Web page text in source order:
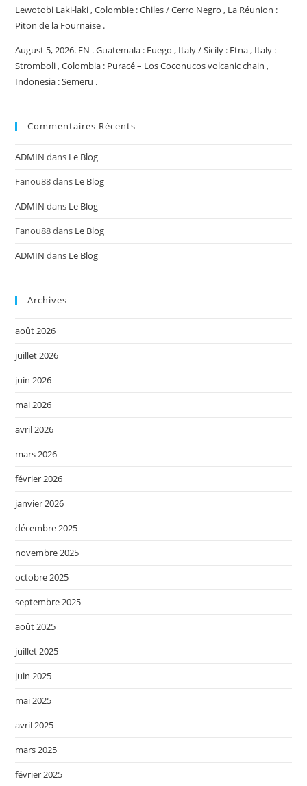
Californie
.
Lewotobi Laki-laki , Colombie : Chiles / Cerro Negro , La Réunion :
Piton de la Fournaise .
August 5, 2026. EN . Guatemala : Fuego , Italy / Sicily : Etna , Italy :
Stromboli , Colombia : Puracé – Los Coconucos volcanic chain ,
Indonesia : Semeru .
Commentaires Récents
ADMIN dans Le Blog
Fanou88dans Le Blog
ADMIN dans Le Blog
Fanou88dans Le Blog
ADMIN dans Le Blog
Archives
août 2026
juillet 2026
juin 2026
mai 2026
avril 2026
mars 2026
février 2026
janvier 2026
décembre 2025
novembre 2025
octobre 2025
septembre 2025
août 2025
juillet 2025
juin 2025
mai 2025
avril 2025
mars 2025
février 2025